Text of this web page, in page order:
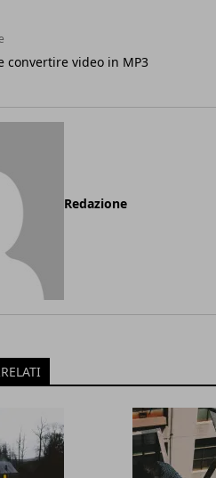
convertire video in MP3
Redazione